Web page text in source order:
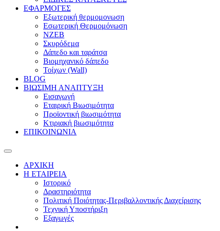
ΕΦΑΡΜΟΓΕΣ
Eξωτερική θερμομονωση
Εσωτερική Θερμομόνωση
ΝΖΕΒ
Σκυρόδεμα
Δάπεδο και ταράτσα
Βιομηχανικό δάπεδο
Τοίχων (Wall)
BLOG
ΒΙΩΣΙΜΗ ΑΝΑΠΤΥΞΗ
Εισαγωγή
Εταιρική Βιωσιμότητα
Προϊοντική βιωσιμότητα
Κτιριακή βιωσιμότητα
ΕΠΙΚΟΙΝΩΝΙΑ
ΑΡΧΙΚΗ
Η ΕΤΑΙΡΕΙΑ
Ιστορικό
Δραστηριότητα
Πολιτική Ποιότητας-Περιβαλλοντικής Διαχείρισης
Τεχνική Υποστήριξη
Εξαγωγές